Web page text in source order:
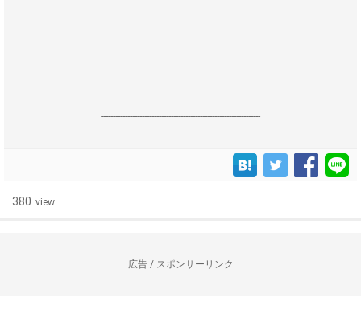
------------------------------------------------------------------
380 view
広告 / スポンサーリンク